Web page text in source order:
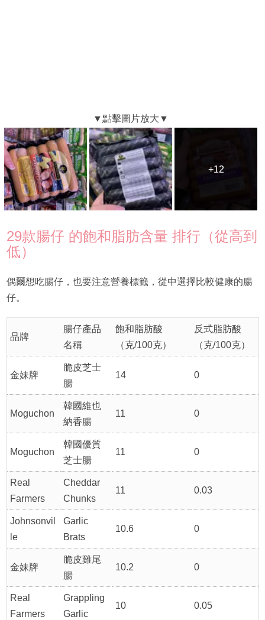
+12
+12
29款腸仔 的飽和脂肪含量 排行（從高到
低）
偶爾想吃腸仔，也要注意營養標籤，從中選擇比較健康的腸
仔。
品牌
腸仔產品
名稱
飽和脂肪酸
（克/100克）
反式脂肪酸
（克/100克）
金妹牌
脆皮芝士
腸
14 0
Moguchon
韓國維也
納香腸
11 0
Moguchon
韓國優質
芝士腸
11 0
Real
Farmers
Cheddar
Chunks
11 0.03
Johnsonvil
le
Garlic
Brats
10.6 0
金妹牌
脆皮雞尾
腸
10.2 0
Real
Farmers
Grappling
Garlic
10 0.05